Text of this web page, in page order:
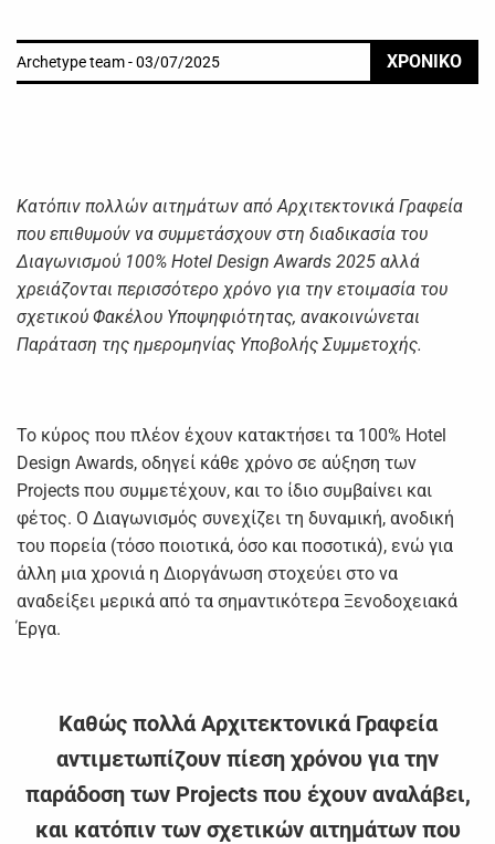
Archetype team - 03/07/2025 ΧΡΟΝΙΚΟ
Κατόπιν πολλών αιτημάτων από Αρχιτεκτονικά Γραφεία
που επιθυμούν να συμμετάσχουν στη διαδικασία του
Διαγωνισμού 100% Hotel Design Awards 2025 αλλά
χρειάζονται περισσότερο χρόνο για την ετοιμασία του
σχετικού Φακέλου Υποψηφιότητας, ανακοινώνεται
Παράταση της ημερομηνίας Υποβολής Συμμετοχής.
Το κύρος που πλέον έχουν κατακτήσει τα 100% Hotel
Design Awards, οδηγεί κάθε χρόνο σε αύξηση των
Projects που συμμετέχουν, και το ίδιο συμβαίνει και
φέτος. Ο Διαγωνισμός συνεχίζει τη δυναμική, ανοδική
του πορεία (τόσο ποιοτικά, όσο και ποσοτικά), ενώ για
άλλη μια χρονιά η Διοργάνωση στοχεύει στο να
αναδείξει μερικά από τα σημαντικότερα Ξενοδοχειακά
Έργα.
Καθώς πολλά Αρχιτεκτονικά Γραφεία
αντιμετωπίζουν πίεση χρόνου για την
παράδοση των Projects που έχουν αναλάβει,
και κατόπιν των σχετικών αιτημάτων που